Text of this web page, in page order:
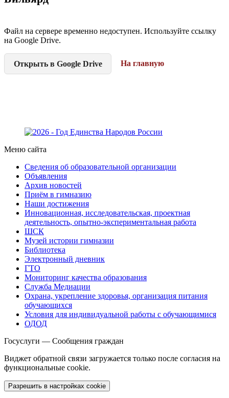
Файл на сервере временно недоступен. Используйте ссылку
на Google Drive.
Открыть в Google Drive На главную
Меню сайта
Сведения об образовательной организации
Объявления
Архив новостей
Приём в гимназию
Наши достижения
Инновационная, исследовательская, проектная
деятельность, опытно-экспериментальная работа
ШСК
Музей истории гимназии
Библиотека
Электронный дневник
ГТО
Мониторинг качества образования
Служба Медиации
Охрана, укрепление здоровья, организация питания
обучающихся
Условия для индивидуальной работы с обучающимися
ОДОД
Госуслуги — Сообщения граждан
Виджет обратной связи загружается только после согласия на
функциональные cookie.
Разрешить в настройках cookie